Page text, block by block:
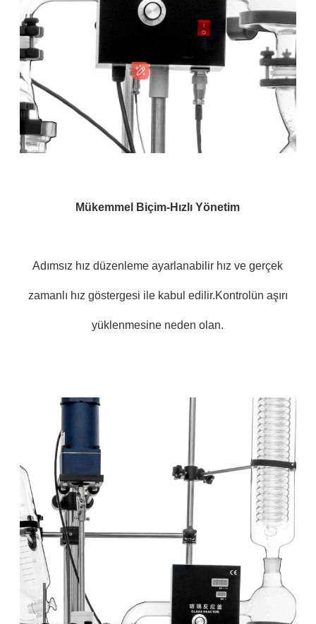
Mükemmel Biçim-Hızlı Yönetim
Adımsız hız düzenleme ayarlanabilir hız ve gerçek
zamanlı hız göstergesi ile kabul edilir.Kontrolün aşırı
yüklenmesine neden olan.